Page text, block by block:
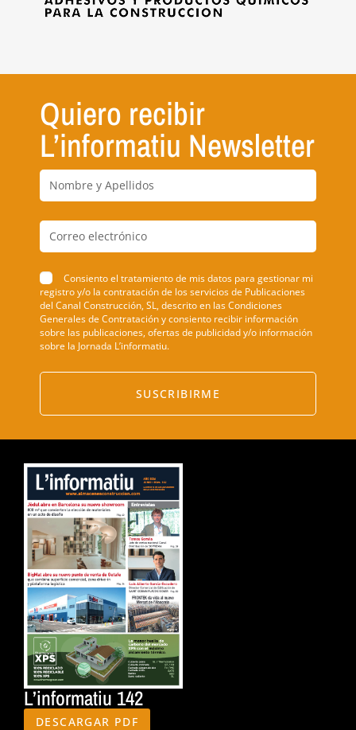
Quiero recibir
L’informatiu Newsletter
Consiento el tratamiento de mis datos para gestionar mi
registro y/o la contratación de los servicios de Publicaciones
del Canal Construcción, SL, descrito en las Condiciones
Generales de Contratación y consiento recibir información
sobre las publicaciones, ofertas de publicidad y/o información
sobre la Jornada L’informatiu.
SUSCRIBIRME
L’informatiu 142
DESCARGAR PDF